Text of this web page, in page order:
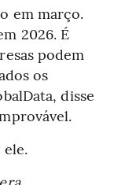
em março.
2026. É
podem
os
disse
ele.